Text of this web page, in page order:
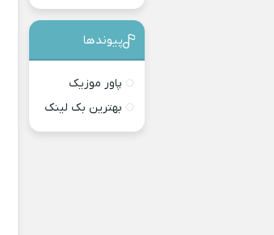
پیوندها
پاور موزیک
بهترین بک لینک